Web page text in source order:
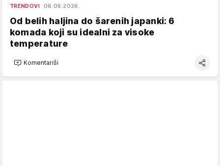
TRENDOVI 06.08.2026.
Od belih haljina do šarenih japanki: 6
komada koji su idealni za visoke
temperature
Komentariši